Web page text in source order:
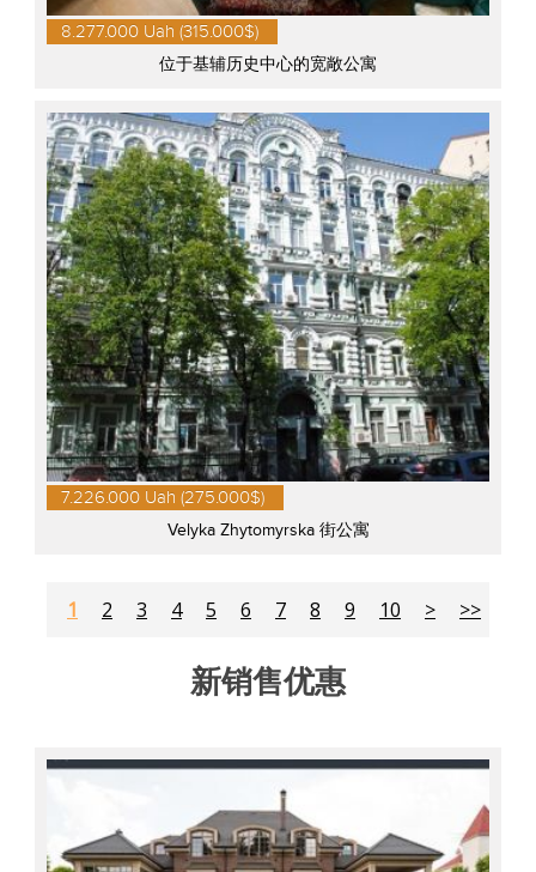
8.277.000 Uah (315.000$)
位于基辅历史中心的宽敞公寓
7.226.000 Uah (275.000$)
Velyka Zhytomyrska 街公寓
1 2 3 4 5 6 7 8 9 10 > >>
新销售优惠